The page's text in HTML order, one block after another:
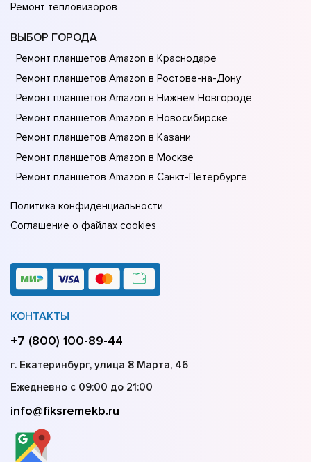
Ремонт тепловизоров
ВЫБОР ГОРОДА
Ремонт планшетов Amazon в Краснодаре
Ремонт планшетов Amazon в Ростове-на-Донy
Ремонт планшетов Amazon в Нижнем Новгороде
Ремонт планшетов Amazon в Новосибирске
Ремонт планшетов Amazon в Казани
Ремонт планшетов Amazon в Москве
Ремонт планшетов Amazon в Санкт-Петербурге
Политика конфиденциальности
Соглашение о файлах cookies
КОНТАКТЫ
+7 (800) 100-89-44
г. Екатеринбург, улица 8 Марта, 46
Ежедневно с 09:00 до 21:00
info@fiksremekb.ru